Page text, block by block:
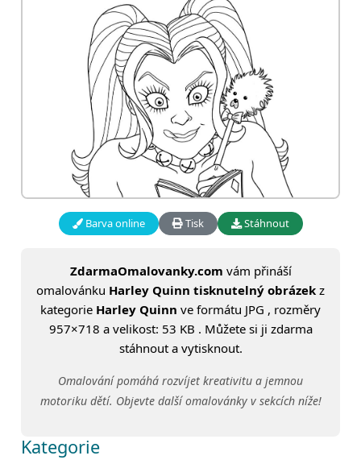
Barva online Tisk Stáhnout
ZdarmaOmalovanky.com vám přináší
omalovánku Harley Quinn tisknutelný obrázek z
kategorie Harley Quinn ve formátu JPG , rozměry
957×718 a velikost: 53 KB . Můžete si ji zdarma
stáhnout a vytisknout.
Omalování pomáhá rozvíjet kreativitu a jemnou
motoriku dětí. Objevte další omalovánky v sekcích níže!
Kategorie